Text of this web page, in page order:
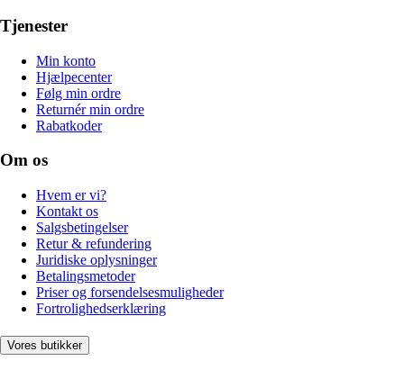
Tjenester
Min konto
Hjælpecenter
Følg min ordre
Returnér min ordre
Rabatkoder
Om os
Hvem er vi?
Kontakt os
Salgsbetingelser
Retur & refundering
Juridiske oplysninger
Betalingsmetoder
Priser og forsendelsesmuligheder
Fortrolighedserklæring
Vores butikker